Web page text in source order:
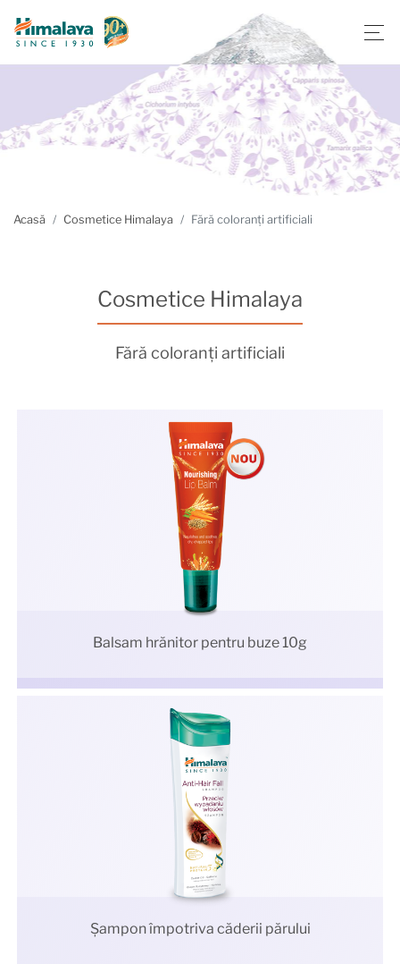
Acasă Cosmetice Himalaya Fără coloranți artificiali
Cosmetice Himalaya
Fără coloranți artificiali
Balsam hrănitor pentru buze 10g
Şampon împotriva căderii părului